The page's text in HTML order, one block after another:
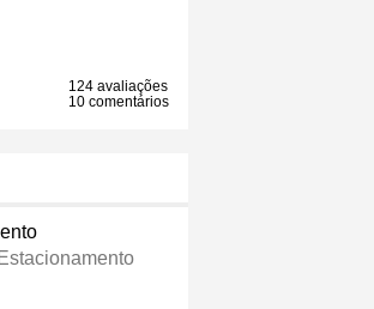
124 avaliações
10 comentários